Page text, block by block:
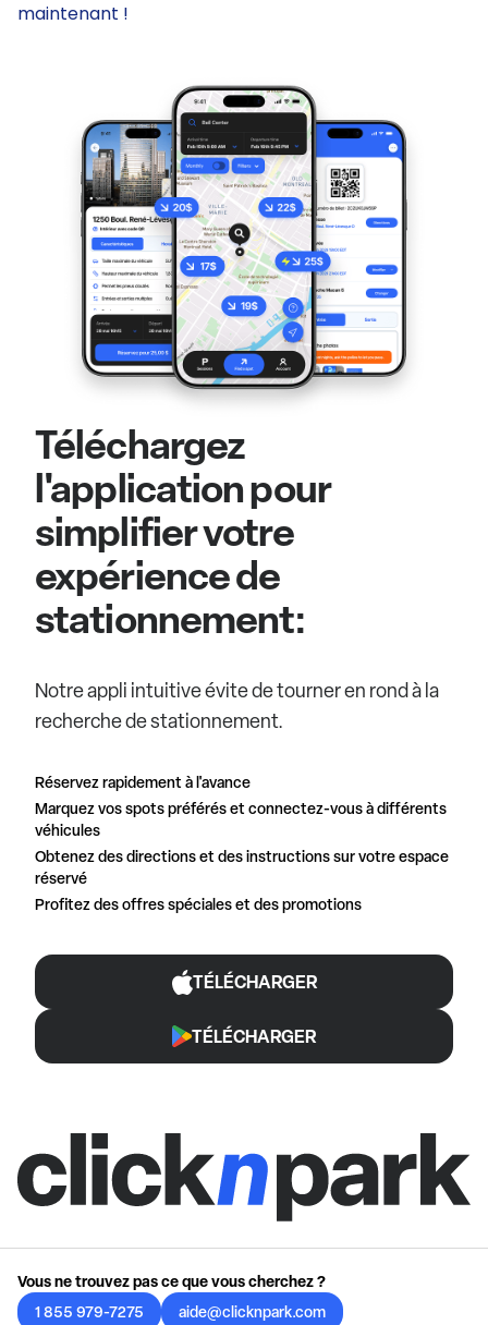
maintenant !
Téléchargez
l'application pour
simplifier votre
expérience de
stationnement:
Notre appli intuitive évite de tourner en rond à la
recherche de stationnement.
Réservez rapidement à l'avance
Marquez vos spots préférés et connectez-vous à différents
véhicules
Obtenez des directions et des instructions sur votre espace
réservé
Profitez des offres spéciales et des promotions
TÉLÉCHARGER
TÉLÉCHARGER
Vous ne trouvez pas ce que vous cherchez ?
1 855 979-7275
aide@clicknpark.com